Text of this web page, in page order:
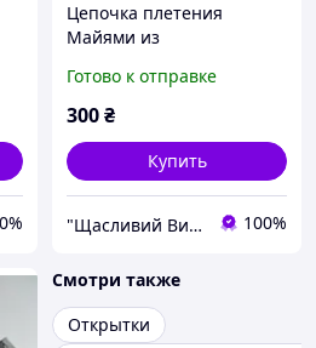
Цепочка плетения
Майями из
поздравительной
открыткой
Готово к отправке
300₴
Купить
"Щасливий Випадок" - Інтернет-магазин парних прикрас і ланцюжків 100%
Смотри также
Открытки